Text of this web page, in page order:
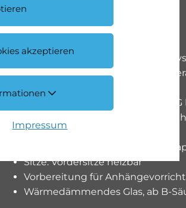
akzeptieren
Impressum
Paket: Spiegel-Paket
Assist: PRE-SAFE
Paket: Park-Paket mit 360 -
Paket: Sport-Paket Black für AMG
Aussenspiegel in
Räder: Sommerreifen
Sitze: Rücksitzlehne geteilt
Sitze: Vordersitze heizbar
Vorbereitung für
Wärmedämmendes Glas, ab B-